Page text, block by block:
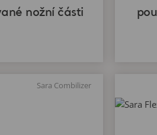
nožní části
Sara Combilizer